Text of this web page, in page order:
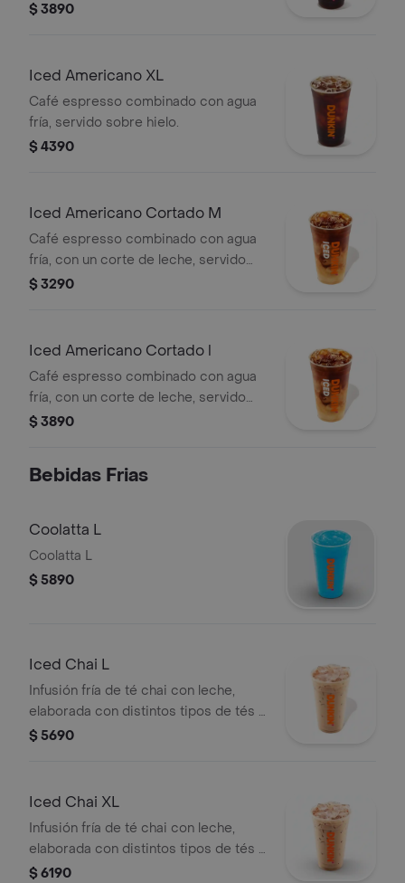
$ 3890
Iced Americano XL
Café espresso combinado con agua
fría, servido sobre hielo.
$ 4390
Iced Americano Cortado M
Café espresso combinado con agua
fría, con un corte de leche, servido
sobre hielo.
$ 3290
Iced Americano Cortado l
Café espresso combinado con agua
fría, con un corte de leche, servido
sobre hielo.
$ 3890
Bebidas Frias
Coolatta L
Coolatta L
$ 5890
Iced Chai L
Infusión fría de té chai con leche,
elaborada con distintos tipos de tés y
especias.
$ 5690
Iced Chai XL
Infusión fría de té chai con leche,
elaborada con distintos tipos de tés y
especias.
$ 6190